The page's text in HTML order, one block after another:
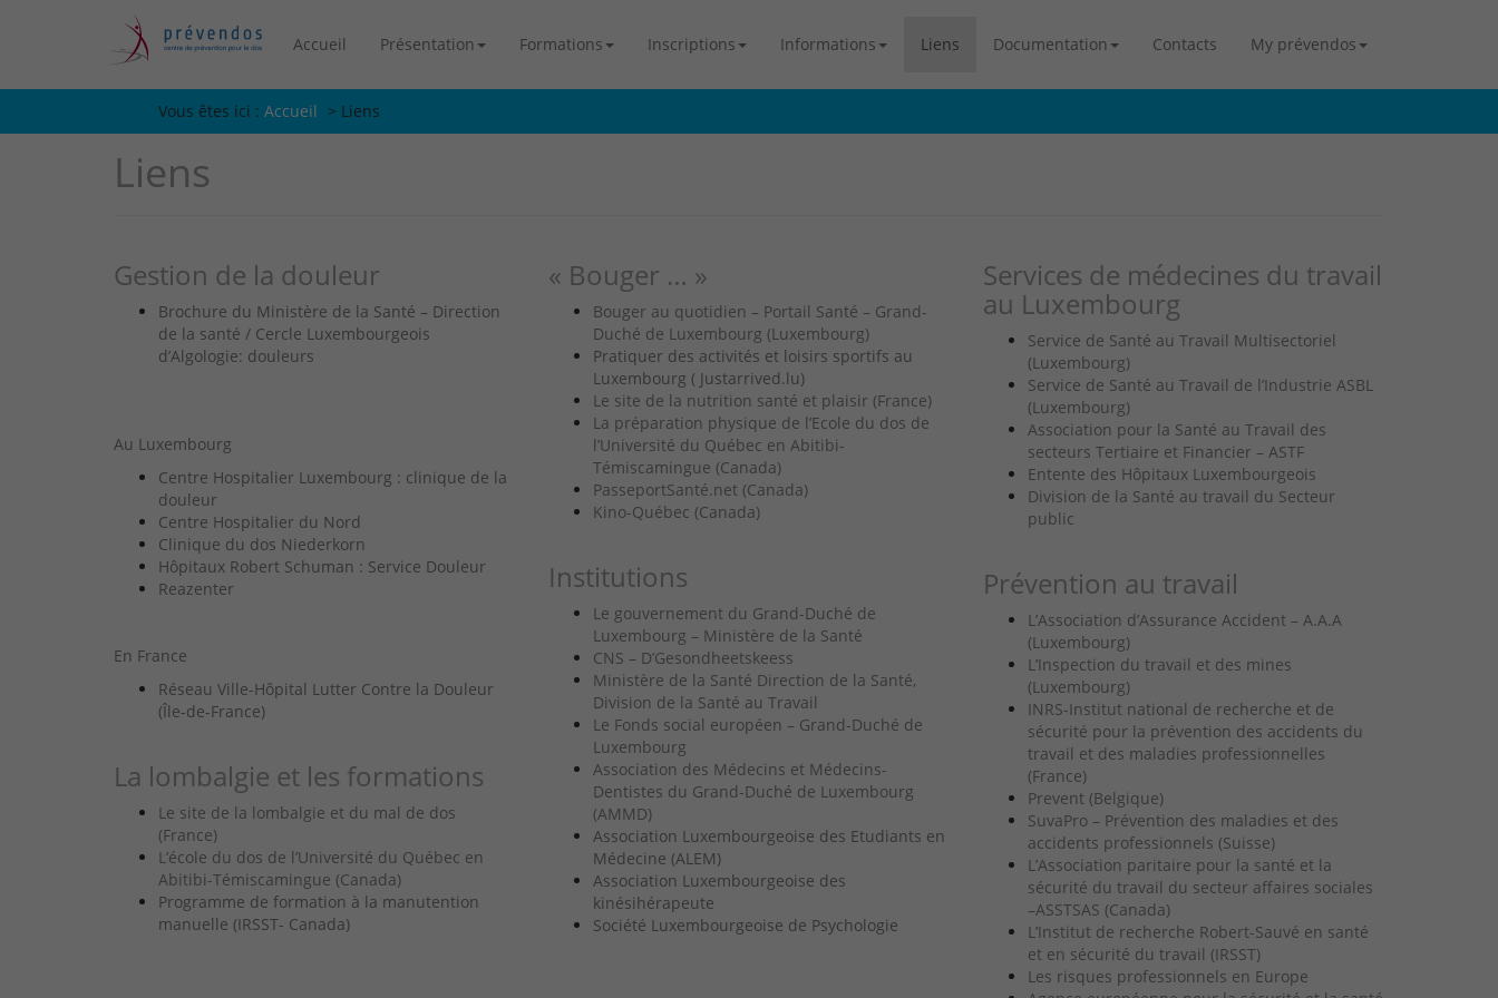
Accueil Présentation Formations Inscriptions Informations Liens Documentation Contacts
My prévendos
Vous êtes ici : Accueil > Liens
Liens
Gestion de la douleur
Brochure du Ministère de la Santé – Direction
de la santé / Cercle Luxembourgeois
d’Algologie: douleurs
Au Luxembourg
Centre Hospitalier Luxembourg : clinique de la
douleur
Centre Hospitalier du Nord
Clinique du dos Niederkorn
Hôpitaux Robert Schuman : Service Douleur
Reazenter
En France
Réseau Ville-Hôpital Lutter Contre la Douleur
(Île-de-France)
La lombalgie et les formations
Le site de la lombalgie et du mal de dos
(France)
L’école du dos de l’Université du Québec en
Abitibi-Témiscamingue (Canada)
Programme de formation à la manutention
manuelle (IRSST- Canada)
« Bouger … »
Bouger au quotidien – Portail Santé – Grand-
Duché de Luxembourg (Luxembourg)
Pratiquer des activités et loisirs sportifs au
Luxembourg ( Justarrived.lu)
Le site de la nutrition santé et plaisir (France)
La préparation physique de l’Ecole du dos de
l’Université du Québec en Abitibi-
Témiscamingue (Canada)
PasseportSanté.net (Canada)
Kino-Québec (Canada)
Institutions
Le gouvernement du Grand-Duché de
Luxembourg – Ministère de la Santé
CNS – D’Gesondheetskeess
Ministère de la Santé Direction de la Santé,
Division de la Santé au Travail
Le Fonds social européen – Grand-Duché de
Luxembourg
Association des Médecins et Médecins-
Dentistes du Grand-Duché de Luxembourg
(AMMD)
Association Luxembourgeoise des Etudiants en
Médecine (ALEM)
Association Luxembourgeoise des
kinésihérapeute
Société Luxembourgeoise de Psychologie
Services de médecines du travail
au Luxembourg
Service de Santé au Travail Multisectoriel
(Luxembourg)
Service de Santé au Travail de l’Industrie ASBL
(Luxembourg)
Association pour la Santé au Travail des
secteurs Tertiaire et Financier – ASTF
Entente des Hôpitaux Luxembourgeois
Division de la Santé au travail du Secteur
public
Prévention au travail
L’Association d’Assurance Accident – A.A.A
(Luxembourg)
L’Inspection du travail et des mines
(Luxembourg)
INRS-Institut national de recherche et de
sécurité pour la prévention des accidents du
travail et des maladies professionnelles
(France)
Prevent (Belgique)
SuvaPro – Prévention des maladies et des
accidents professionnels (Suisse)
L’Association paritaire pour la santé et la
sécurité du travail du secteur affaires sociales
–ASSTSAS (Canada)
L’Institut de recherche Robert-Sauvé en santé
et en sécurité du travail (IRSST)
Les risques professionnels en Europe